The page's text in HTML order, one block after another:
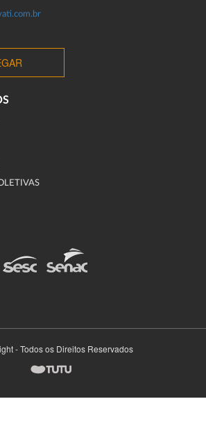
- Todos os Direitos Reservados